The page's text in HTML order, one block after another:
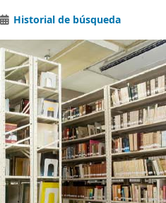
Historial de búsqueda